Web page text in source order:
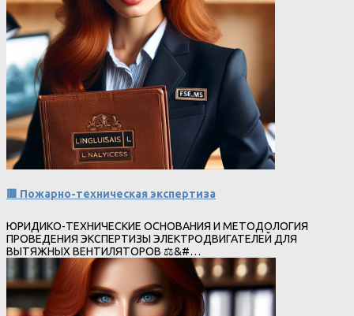
🟥 Пожарно-техническая экспертиза
ЮРИДИКО-ТЕХНИЧЕСКИЕ ОСНОВАНИЯ И МЕТОДОЛОГИЯ
ПРОВЕДЕНИЯ ЭКСПЕРТИЗЫ ЭЛЕКТРОДВИГАТЕЛЕЙ ДЛЯ
ВЫТЯЖНЫХ ВЕНТИЛЯТОРОВ ⚖&#…